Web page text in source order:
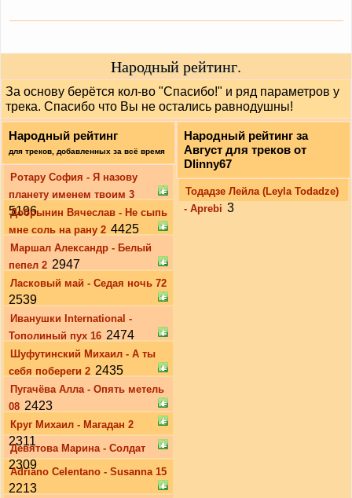
Народный рейтинг.
За основу берётся кол-во "Спасибо!" и ряд параметров у
трека. Спасибо что Вы не остались равнодушны!
Народный рейтинг
для треков, добавленных за всё время
Ротару София - Я назову
планету именем твоим 3
5196
Добрынин Вячеслав - Не сыпь
мне соль на рану 2 4425
Маршал Александр - Белый
пепел 2 2947
Ласковый май - Седая ночь 72
2539
Иванушки International -
Тополиный пух 16 2474
Шуфутинский Михаил - А ты
себя побереги 2 2435
Пугачёва Алла - Опять метель
08 2423
Круг Михаил - Магадан 2
2311
Девятова Марина - Солдат
2309
Adriano Celentano - Susanna 15
2213
Народный рейтинг за
Август для треков от
Dlinny67
Тодадзе Лейла (Leyla Todadze)
- Aprebi 3